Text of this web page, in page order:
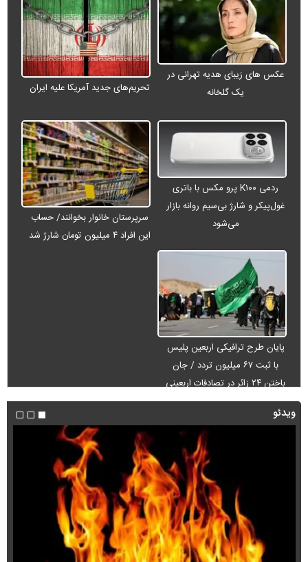
عکس های زیبای هدیه تهرانی در
یک گلخانه
تحریم‌های جدید آمریکا علیه ایران
ردمی K۱۰۰ پرو مکس با باتری
غول‌پیکر و شارژ بی‌سیم روانه بازار
می‌شود
سرپرستان خانوار بخوانند/ حساب
این افراد ۴ میلیون تومان شارژ شد
پایان طرح ترافیکی اربعین پلیس
با ثبت ۶۷ میلیون تردد / جان
باختن ۲۴ زائر در تصادفات اربعینی
ویدئو